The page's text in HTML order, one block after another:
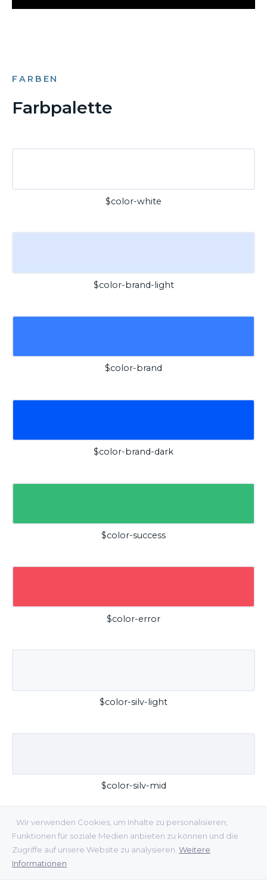
Wir verwenden Cookies, um Inhalte zu personalisieren,
Funktionen für soziale Medien anbieten zu können und die
Zugriffe auf unsere Website zu analysieren. Weitere
Informationen
FARBEN
Farbpalette
$color-white
$color-brand-light
$color-brand
$color-brand-dark
$color-success
$color-error
$color-silv-light
$color-silv-mid